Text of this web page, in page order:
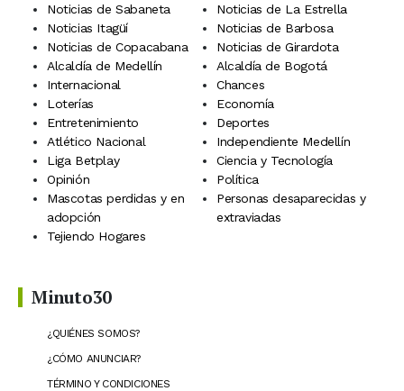
Noticias de Sabaneta
Noticias de La Estrella
Noticias Itagüí
Noticias de Barbosa
Noticias de Copacabana
Noticias de Girardota
Alcaldía de Medellín
Alcaldía de Bogotá
Internacional
Chances
Loterías
Economía
Entretenimiento
Deportes
Atlético Nacional
Independiente Medellín
Liga Betplay
Ciencia y Tecnología
Opinión
Política
Mascotas perdidas y en
adopción
Personas desaparecidas y
extraviadas
Tejiendo Hogares
Minuto30
¿QUIÉNES SOMOS?
¿CÓMO ANUNCIAR?
TÉRMINO Y CONDICIONES